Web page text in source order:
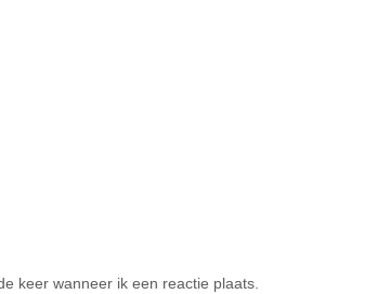
keer wanneer ik een reactie plaats.